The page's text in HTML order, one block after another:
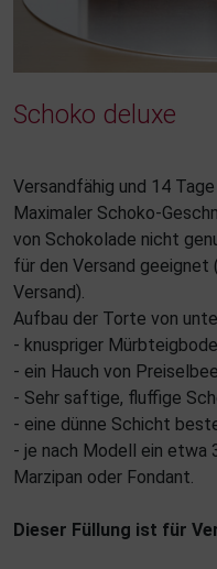
Schoko deluxe
Versandfähig und 14
Maximaler Schoko-
von Schokolade nicht
für den Versand geeignet
Versand).
Aufbau der Torte von
- knuspriger
- ein Hauch von
- Sehr saftige, fluffige
- eine dünne Schicht
- je nach Modell ein etwa
Marzipan oder Fondant.
Dieser Füllung ist für